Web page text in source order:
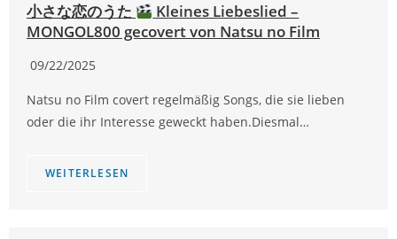
小さな恋のうた
Kleines Liebeslied –
MONGOL800 gecovert von Natsu no Film
09/22/2025
Natsu no Film covert regelmäßig Songs, die sie lieben
oder die ihr Interesse geweckt haben.Diesmal…
WEITERLESEN